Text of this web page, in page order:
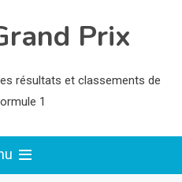
Prix
résultats et classements de
1